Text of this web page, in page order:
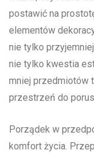
‍postawić na
elementów
nie tylko
nie tylko kwestia
⁣mniej ⁣przedmiotów
przestrzeń ⁣do
Porządek w⁢
komfort życia.​